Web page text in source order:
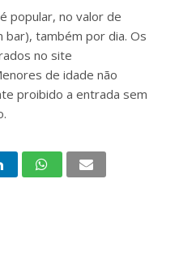
popular, no valor de
bar), também por dia. Os
no site
de idade não
proibido a entrada sem